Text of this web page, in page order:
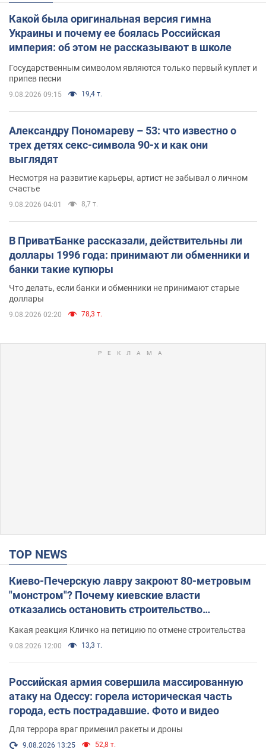
Какой была оригинальная версия гимна
Украины и почему ее боялась Российская
империя: об этом не рассказывают в школе
Государственным символом являются только первый куплет и
припев песни
9.08.2026 09:15 19,4 т.
Александру Пономареву – 53: что известно о
трех детях секс-символа 90-х и как они
выглядят
Несмотря на развитие карьеры, артист не забывал о личном
счастье
9.08.2026 04:01 8,7 т.
В ПриватБанке рассказали, действительны ли
доллары 1996 года: принимают ли обменники и
банки такие купюры
Что делать, если банки и обменники не принимают старые
доллары
9.08.2026 02:20 78,3 т.
TOP NEWS
Киево-Печерскую лавру закроют 80-метровым
"монстром"? Почему киевские власти
отказались остановить строительство
Какая реакция Кличко на петицию по отмене строительства
9.08.2026 12:00 13,3 т.
Российская армия совершила массированную
атаку на Одессу: горела историческая часть
города, есть пострадавшие. Фото и видео
Для террора враг применил ракеты и дроны
9.08.2026 13:25 52,8 т.